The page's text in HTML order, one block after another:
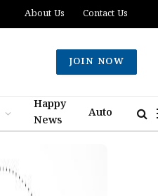
About Us Contact Us
JOIN NOW
Happy
News
Auto